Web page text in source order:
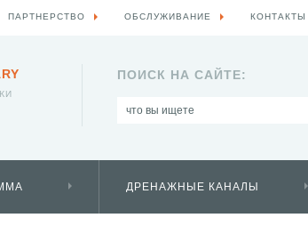
ПОИСК НА САЙТЕ:
ДРЕНАЖНЫЕ КАНАЛЫ
ПАРТНЕРСТВО ОБСЛУЖИВАНИЕ КОНТАКТЫ